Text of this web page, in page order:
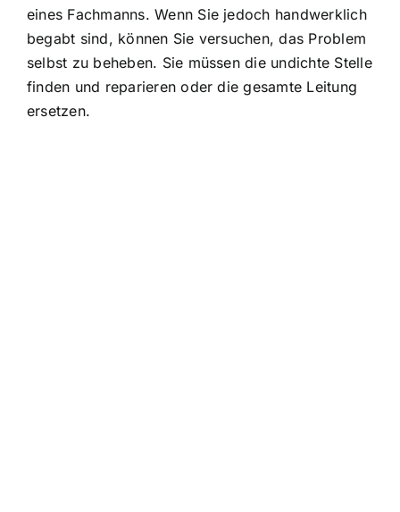
eines Fachmanns. Wenn Sie jedoch handwerklich
begabt sind, können Sie versuchen, das Problem
selbst zu beheben. Sie müssen die undichte Stelle
finden und reparieren oder die gesamte Leitung
ersetzen.